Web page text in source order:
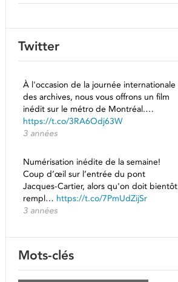
Twitter
À l'occasion de la journée internationale
des archives, nous vous offrons un film
inédit sur le métro de Montréal.…
https://t.co/3RA6Odj63W
3 années
Numérisation inédite de la semaine!
Coup d’œil sur l’entrée du pont
Jacques-Cartier, alors qu'on doit bientôt
rempl… https://t.co/7PmUdZijSr
3 années
Mots-clés